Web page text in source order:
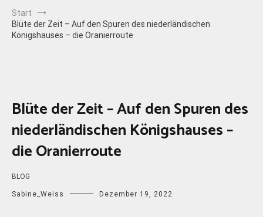
Start
Blüte der Zeit – Auf den Spuren des niederländischen
Königshauses – die Oranierroute
Blüte der Zeit – Auf den Spuren des
niederländischen Königshauses –
die Oranierroute
BLOG
Sabine_Weiss Dezember 19, 2022